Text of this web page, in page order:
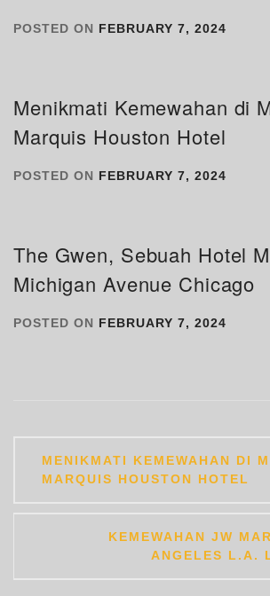
POSTED ON FEBRUARY 7, 2024
Menikmati Kemewahan di
Marquis Houston Hotel
POSTED ON FEBRUARY 7, 2024
The Gwen, Sebuah Hotel
Michigan Avenue Chicago
POSTED ON FEBRUARY 7, 2024
navigation
MENIKMATI KEMEWAHAN DI
MARQUIS HOUSTON HOTEL
KEMEWAHAN JW
ANGELES L.A.